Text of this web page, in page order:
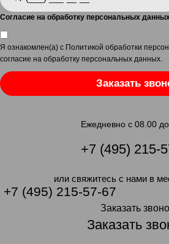
Согласие на обработку персональных
Я ознакомлен(а) с Политикой обработки
согласие на обработку персональных данных
Заказать
Ежедневно с 08.00
+7 (495) 215-
или свяжитесь с нами в
+7 (495) 215-57-67
Заказать
Заказать